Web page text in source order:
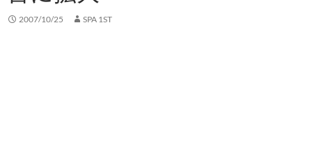
プ
2007/10/25 SPA 1ST